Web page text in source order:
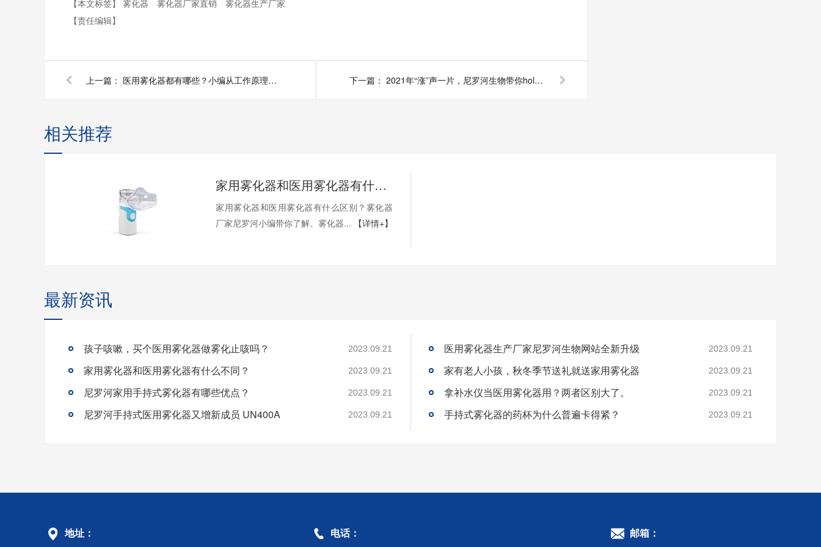
【本文标签】 雾化器 雾化器厂家直销
雾化器生产厂家
【责任编辑】
上一篇： 医用雾化器都有哪些？小编从工作原理带你了解。 下一篇： 2021年“涨”声一片，尼罗河生物带你hold住价格。
相关推荐
家用雾化器和医用雾化器有什么不同？
家用雾化器和医用雾化器有什么区别？雾化器
厂家尼罗河小编带你了解。雾化器...
【详情+】
最新资讯
孩子咳嗽，买个医用雾化器做雾化止咳吗？ 2023.09.21
家用雾化器和医用雾化器有什么不同？ 2023.09.21
尼罗河家用手持式雾化器有哪些优点？ 2023.09.21
尼罗河手持式医用雾化器又增新成员 UN400A 2023.09.21
医用雾化器生产厂家尼罗河生物网站全新升级 2023.09.21
家有老人小孩，秋冬季节送礼就送家用雾化器 2023.09.21
拿补水仪当医用雾化器用？两者区别大了。 2023.09.21
手持式雾化器的药杯为什么普遍卡得紧？ 2023.09.21
地址： 电话： 邮箱：